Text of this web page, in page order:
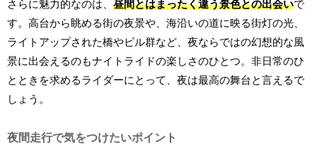
さらに魅力的なのは、 昼間とはまったく違う景色との出会いで
す。高台から眺める街の夜景や、海沿いの道に映る街灯の光、
ライトアップされた橋やビル群など、夜ならではの幻想的な風
景に出会えるのもナイトライドの楽しさのひとつ。非日常のひ
とときを求めるライダーにとって、夜は最高の舞台と言えるで
しょう。
夜間走行で気をつけたいポイント